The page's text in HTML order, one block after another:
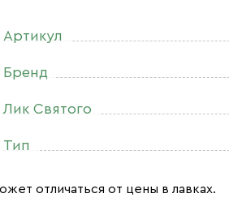
Артикул
Бренд
Лик Святого
Тип
отличаться от цены в лавках.